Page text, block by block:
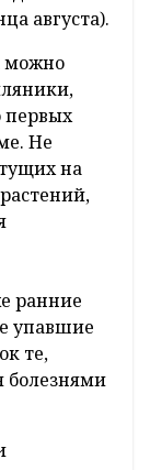
августа).
можно
первых
Не
на
ранние
упавшие
те,
болезнями